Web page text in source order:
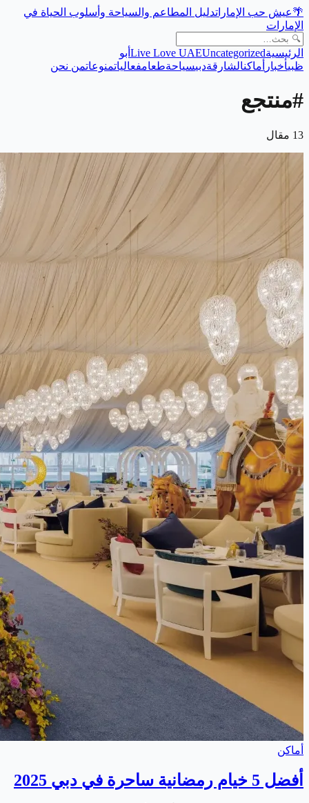
🌴عيش حب الإماراتدليل المطاعم والسياحة وأسلوب الحياة في
الإمارات
الرئيسية Live Love UAEUncategorized
أبو
ظبيأخبار أماكنالشارقةدبيسياحةطعامفعالياتمنوعاتمن نحن
#منتجع
13 مقال
أماكن
أفضل 5 خيام رمضانية ساحرة في دبي 2025